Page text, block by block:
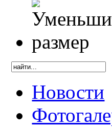
Новости